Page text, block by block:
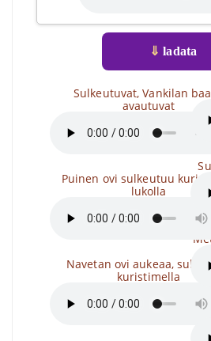
⇓ ladata
Sulkeutuvat, Vankilan
avautuvat
Puinen ovi sulkeutuu
lukolla
Navetan ovi aukeaa,
kuristimella